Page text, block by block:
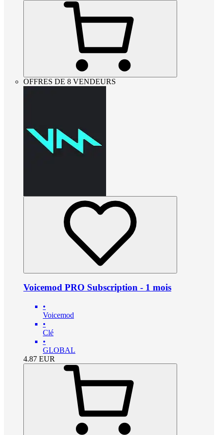
OFFRES DE 8 VENDEURS
Voicemod PRO Subscription - 1 mois
•
Voicemod
•
Clé
•
GLOBAL
4.87 EUR